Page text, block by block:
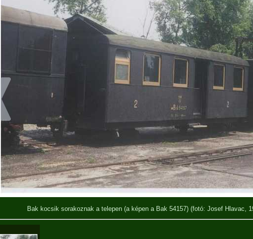
Bak kocsik sorakoznak a telepen (a képen a Bak 54157) (fotó: Josef Hlavac,